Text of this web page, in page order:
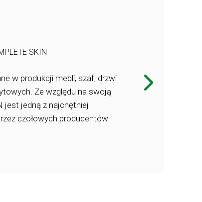
SKIN
w produkcji mebli, szaf, drzwi
Ze względu na swoją
jest jedną z najchętniej
czołowych producentów
Fronty